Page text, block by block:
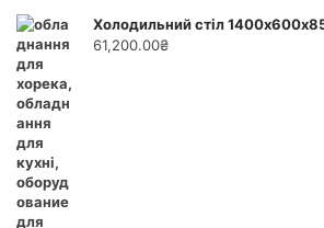
Холодильний стіл
61,200.00₴